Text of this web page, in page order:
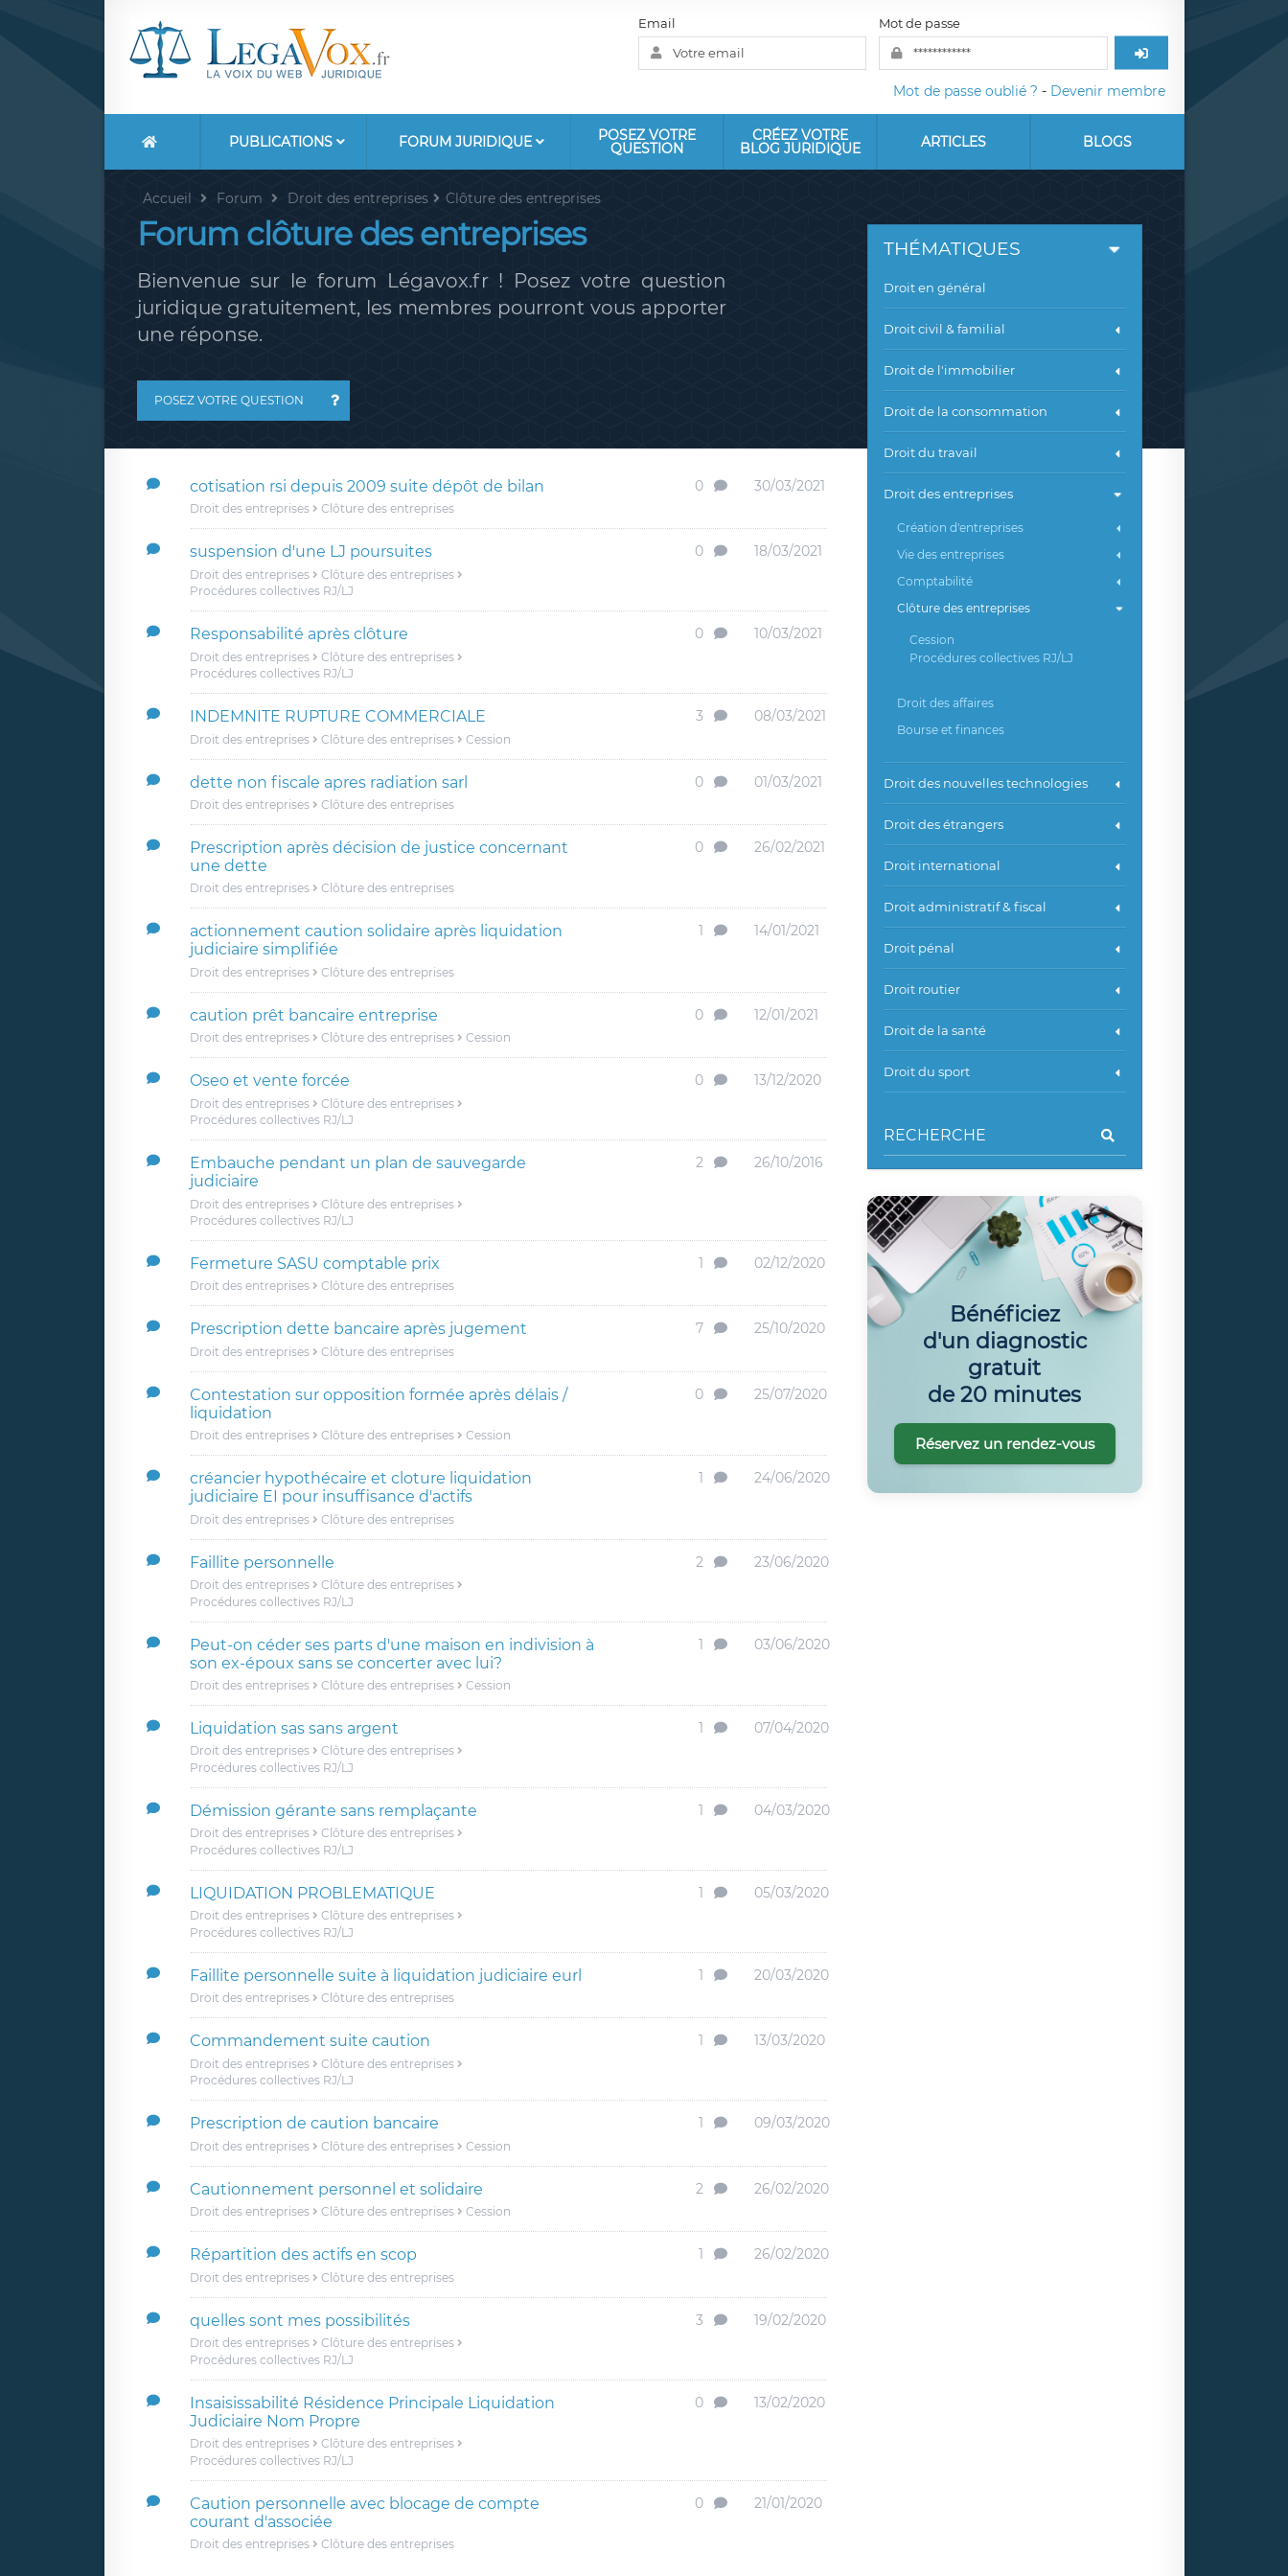
Email Mot de passe
Mot de passe oublié ? - Devenir membre
PUBLICATIONS FORUM JURIDIQUE POSEZ VOTRE
QUESTION
CRÉEZ VOTRE
BLOG JURIDIQUE ARTICLES BLOGS
Accueil Forum Droit des entreprises Clôture des entreprises
Forum clôture des entreprises
Bienvenue sur le forum Légavox.fr ! Posez votre question
juridique gratuitement, les membres pourront vous apporter
une réponse.
POSEZ VOTRE QUESTION
cotisation rsi depuis 2009 suite dépôt de bilan
Droit des entreprises Clôture des entreprises
0 30/03/2021
suspension d'une LJ poursuites
Droit des entreprises
Clôture des entreprises
Procédures collectives RJ/LJ
0 18/03/2021
Responsabilité après clôture
Droit des entreprises
Clôture des entreprises
Procédures collectives RJ/LJ
0 10/03/2021
INDEMNITE RUPTURE COMMERCIALE
Droit des entreprises Clôture des entreprises Cession
3 08/03/2021
dette non fiscale apres radiation sarl
Droit des entreprises Clôture des entreprises
0 01/03/2021
Prescription après décision de justice concernant
une dette
Droit des entreprises Clôture des entreprises
0 26/02/2021
actionnement caution solidaire après liquidation
judiciaire simplifiée
Droit des entreprises Clôture des entreprises
1 14/01/2021
caution prêt bancaire entreprise
Droit des entreprises Clôture des entreprises Cession
0 12/01/2021
Oseo et vente forcée
Droit des entreprises
Clôture des entreprises
Procédures collectives RJ/LJ
0 13/12/2020
Embauche pendant un plan de sauvegarde
judiciaire
Droit des entreprises
Clôture des entreprises
Procédures collectives RJ/LJ
2 26/10/2016
Fermeture SASU comptable prix
Droit des entreprises Clôture des entreprises
1 02/12/2020
Prescription dette bancaire après jugement
Droit des entreprises Clôture des entreprises
7 25/10/2020
Contestation sur opposition formée après délais /
liquidation
Droit des entreprises Clôture des entreprises Cession
0 25/07/2020
créancier hypothécaire et cloture liquidation
judiciaire EI pour insuffisance d'actifs
Droit des entreprises Clôture des entreprises
1 24/06/2020
Faillite personnelle
Droit des entreprises
Clôture des entreprises
Procédures collectives RJ/LJ
2 23/06/2020
Peut-on céder ses parts d'une maison en indivision à
son ex-époux sans se concerter avec lui?
Droit des entreprises Clôture des entreprises Cession
1 03/06/2020
Liquidation sas sans argent
Droit des entreprises
Clôture des entreprises
Procédures collectives RJ/LJ
1 07/04/2020
Démission gérante sans remplaçante
Droit des entreprises
Clôture des entreprises
Procédures collectives RJ/LJ
1 04/03/2020
LIQUIDATION PROBLEMATIQUE
Droit des entreprises
Clôture des entreprises
Procédures collectives RJ/LJ
1 05/03/2020
Faillite personnelle suite à liquidation judiciaire eurl
Droit des entreprises Clôture des entreprises
1 20/03/2020
Commandement suite caution
Droit des entreprises
Clôture des entreprises
Procédures collectives RJ/LJ
1 13/03/2020
Prescription de caution bancaire
Droit des entreprises Clôture des entreprises Cession
1 09/03/2020
Cautionnement personnel et solidaire
Droit des entreprises Clôture des entreprises Cession
2 26/02/2020
Répartition des actifs en scop
Droit des entreprises Clôture des entreprises
1 26/02/2020
quelles sont mes possibilités
Droit des entreprises
Clôture des entreprises
Procédures collectives RJ/LJ
3 19/02/2020
Insaisissabilité Résidence Principale Liquidation
Judiciaire Nom Propre
Droit des entreprises
Clôture des entreprises
Procédures collectives RJ/LJ
0 13/02/2020
Caution personnelle avec blocage de compte
courant d'associée
Droit des entreprises Clôture des entreprises
0 21/01/2020
THÉMATIQUES
Droit en général
Droit civil & familial
Droit de l'immobilier
Droit de la consommation
Droit du travail
Droit des entreprises
Création d'entreprises
Vie des entreprises
Comptabilité
Clôture des entreprises
Cession
Procédures collectives RJ/LJ
Droit des affaires
Bourse et finances
Droit des nouvelles technologies
Droit des étrangers
Droit international
Droit administratif & fiscal
Droit pénal
Droit routier
Droit de la santé
Droit du sport
Bénéficiez
d'un diagnostic
gratuit
de 20 minutes
Réservez un rendez-vous